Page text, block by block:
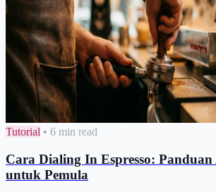
Tutorial • 6 min read
Cara Dialing In Espresso:
untuk Pemula